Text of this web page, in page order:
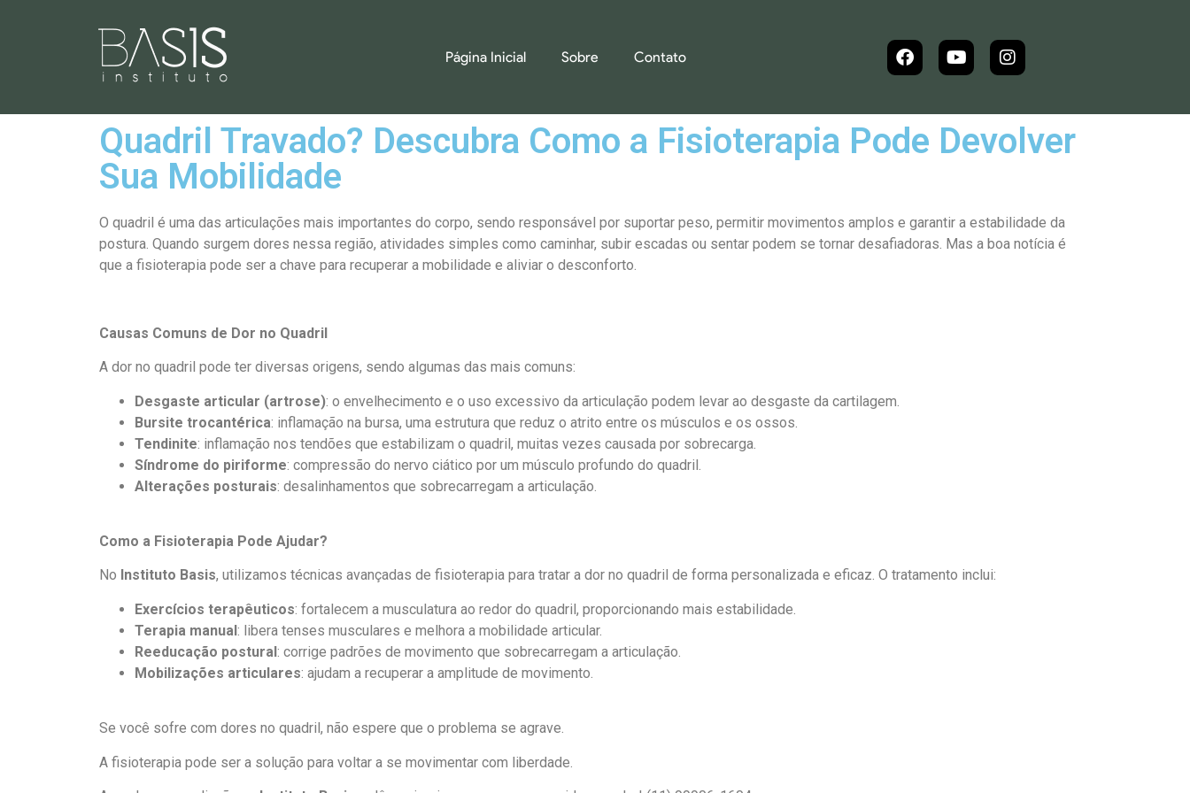
Página Inicial Sobre Contato
Quadril Travado? Descubra Como a Fisioterapia Pode Devolver
Sua Mobilidade
O quadril é uma das articulações mais importantes do corpo, sendo responsável por suportar peso, permitir movimentos amplos e garantir a estabilidade da
postura. Quando surgem dores nessa região, atividades simples como caminhar, subir escadas ou sentar podem se tornar desafiadoras. Mas a boa notícia é
que a fisioterapia pode ser a chave para recuperar a mobilidade e aliviar o desconforto.
Causas Comuns de Dor no Quadril
A dor no quadril pode ter diversas origens, sendo algumas das mais comuns:
Desgaste articular (artrose): o envelhecimento e o uso excessivo da articulação podem levar ao desgaste da cartilagem.
Bursite trocantérica: inflamação na bursa, uma estrutura que reduz o atrito entre os músculos e os ossos.
Tendinite: inflamação nos tendões que estabilizam o quadril, muitas vezes causada por sobrecarga.
Síndrome do piriforme: compressão do nervo ciático por um músculo profundo do quadril.
Alterações posturais: desalinhamentos que sobrecarregam a articulação.
Como a Fisioterapia Pode Ajudar?
No Instituto Basis, utilizamos técnicas avançadas de fisioterapia para tratar a dor no quadril de forma personalizada e eficaz. O tratamento inclui:
Exercícios terapêuticos: fortalecem a musculatura ao redor do quadril, proporcionando mais estabilidade.
Terapia manual: libera tenses musculares e melhora a mobilidade articular.
Reeducação postural: corrige padrões de movimento que sobrecarregam a articulação.
Mobilizações articulares: ajudam a recuperar a amplitude de movimento.
Se você sofre com dores no quadril, não espere que o problema se agrave.
A fisioterapia pode ser a solução para voltar a se movimentar com liberdade.